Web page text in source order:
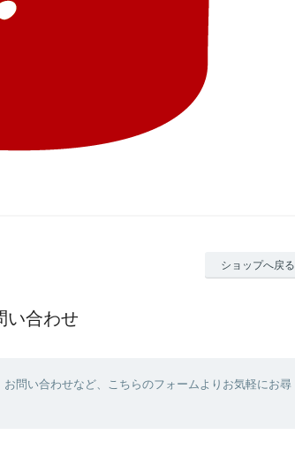
ショップへ戻る
い合わせ
問い合わせなど、こちらのフォームよりお気軽にお尋